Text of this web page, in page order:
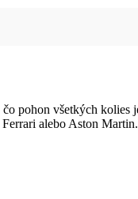
pohon všetkých kolies
alebo Aston